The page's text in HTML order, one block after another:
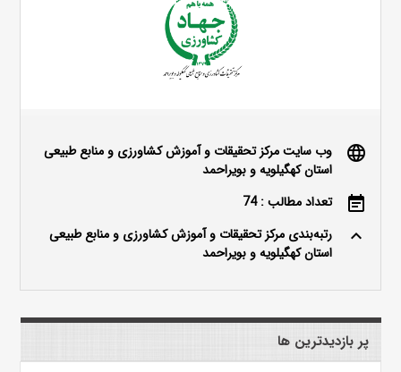
language
وب سایت مرکز تحقیقات و آموزش کشاورزی و منابع طبیعی
استان کهگیلویه و بویراحمد
event_note تعداد مطالب : 74
keyboard_arrow_up
رتبه‌بندی مرکز تحقیقات و آموزش کشاورزی و منابع طبیعی
استان کهگیلویه و بویراحمد
پر بازدیدترین ها